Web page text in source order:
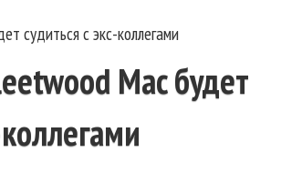
судиться с экс-коллегами
Mac будет